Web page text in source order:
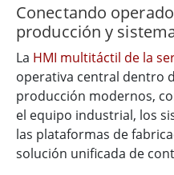
Conectando
producción y
La HMI multitáctil de la
operativa central dentro
producción modernos,
el equipo industrial, los
las plataformas de
solución unificada de